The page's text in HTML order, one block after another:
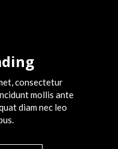
consectetur
mollis ante
diam nec leo